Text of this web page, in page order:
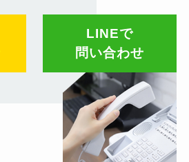
LINEで
問い合わせ